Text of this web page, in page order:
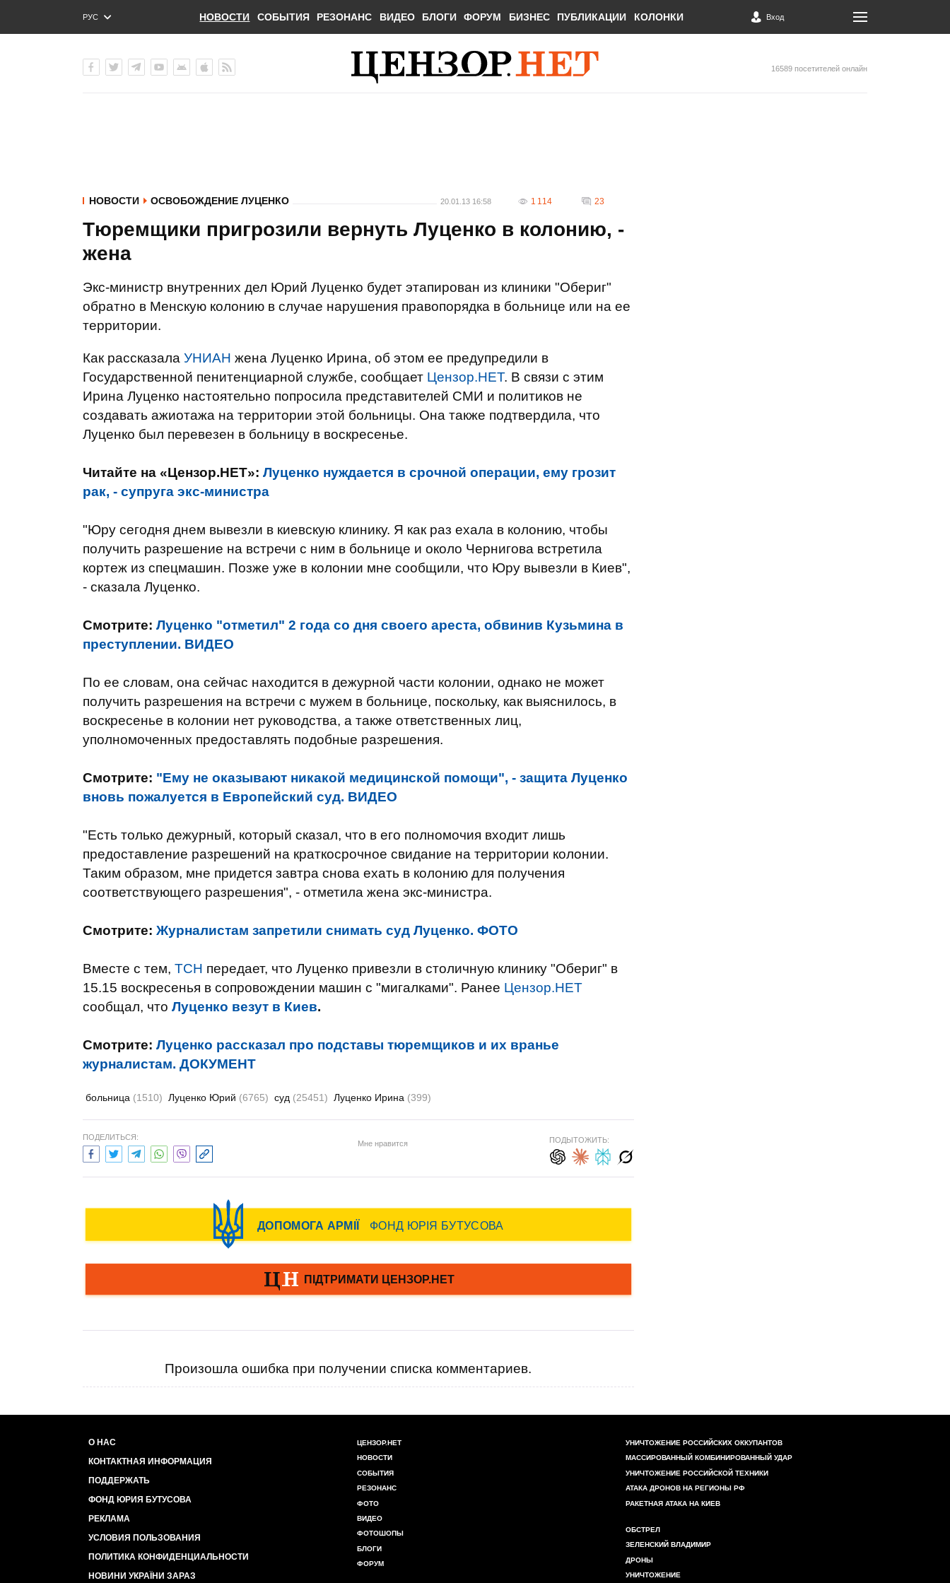
РУС
ENG
НОВОСТИ СОБЫТИЯ РЕЗОНАНС ВИДЕО БЛОГИ ФОРУМ БИЗНЕС ПУБЛИКАЦИИ КОЛОНКИ Вход
16589 посетителей онлайн
НОВОСТИ ОСВОБОЖДЕНИЕ ЛУЦЕНКО 20.01.13 16:58 1 114 23
Тюремщики пригрозили вернуть Луценко в колонию, -
жена
Экс-министр внутренних дел Юрий Луценко будет этапирован из клиники "Обериг"
обратно в Менскую колонию в случае нарушения правопорядка в больнице или на ее
территории.
Как рассказала УНИАН жена Луценко Ирина, об этом ее предупредили в
Государственной пенитенциарной службе, сообщает Цензор.НЕТ. В связи с этим
Ирина Луценко настоятельно попросила представителей СМИ и политиков не
создавать ажиотажа на территории этой больницы. Она также подтвердила, что
Луценко был перевезен в больницу в воскресенье.
Читайте на «Цензор.НЕТ»: Луценко нуждается в срочной операции, ему грозит
рак, - супруга экс-министра
"Юру сегодня днем ​​вывезли в киевскую клинику. Я как раз ехала в колонию, чтобы
получить разрешение на встречи с ним в больнице и около Чернигова встретила
кортеж из спецмашин. Позже уже в колонии мне сообщили, что Юру вывезли в Киев",
- сказала Луценко.
Смотрите: Луценко "отметил" 2 года со дня своего ареста, обвинив Кузьмина в
преступлении. ВИДЕО
По ее словам, она сейчас находится в дежурной части колонии, однако не может
получить разрешения на встречи с мужем в больнице, поскольку, как выяснилось, в
воскресенье в колонии нет руководства, а также ответственных лиц,
уполномоченных предоставлять подобные разрешения.
Смотрите: "Ему не оказывают никакой медицинской помощи", - защита Луценко
вновь пожалуется в Европейский суд. ВИДЕО
"Есть только дежурный, который сказал, что в его полномочия входит лишь
предоставление разрешений на краткосрочное свидание на территории колонии.
Таким образом, мне придется завтра снова ехать в колонию для получения
соответствующего разрешения", - отметила жена экс-министра.
Смотрите: Журналистам запретили снимать суд Луценко. ФОТО
Вместе с тем, ТСН передает, что Луценко привезли в столичную клинику "Обериг" в
15.15 воскресенья в сопровождении машин с "мигалками". Ранее Цензор.НЕТ
сообщал, что Луценко везут в Киев.
Смотрите: Луценко рассказал про подставы тюремщиков и их вранье
журналистам. ДОКУМЕНТ
больница (1510) Луценко Юрий (6765) суд (25451) Луценко Ирина (399)
ПОДЕЛИТЬСЯ:
Мне нравится ПОДЫТОЖИТЬ:
Произошла ошибка при получении списка комментариев.
О НАС
КОНТАКТНАЯ ИНФОРМАЦИЯ
ПОДДЕРЖАТЬ
ФОНД ЮРИЯ БУТУСОВА
РЕКЛАМА
УСЛОВИЯ ПОЛЬЗОВАНИЯ
ПОЛИТИКА КОНФИДЕНЦИАЛЬНОСТИ
НОВИНИ УКРАЇНИ ЗАРАЗ
ЦЕНЗОР.НЕТ
НОВОСТИ
СОБЫТИЯ
РЕЗОНАНС
ФОТО
ВИДЕО
ФОТОШОПЫ
БЛОГИ
ФОРУМ
УНИЧТОЖЕНИЕ РОССИЙСКИХ ОККУПАНТОВ
МАССИРОВАННЫЙ КОМБИНИРОВАННЫЙ УДАР
УНИЧТОЖЕНИЕ РОССИЙСКОЙ ТЕХНИКИ
АТАКА ДРОНОВ НА РЕГИОНЫ РФ
РАКЕТНАЯ АТАКА НА КИЕВ
ОБСТРЕЛ
ЗЕЛЕНСКИЙ ВЛАДИМИР
ДРОНЫ
УНИЧТОЖЕНИЕ